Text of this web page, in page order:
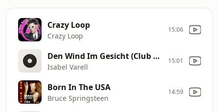
Crazy Loop
Crazy Loop
15:06
Den Wind Im Gesicht (Club Mix)
Isabel Varell
15:01
Born In The USA
Bruce Springsteen
14:59